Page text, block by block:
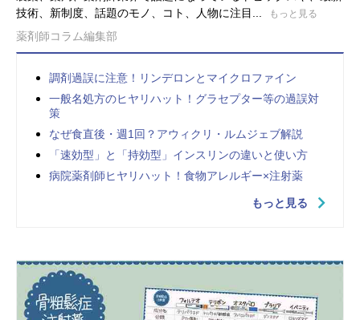
技術、新制度、話題のモノ、コト、人物に注目...
もっと見る
薬剤師コラム編集部
調剤過誤に注意！リンデロンとマイクロファイン
一般名処方のヒヤリハット！グラセプター等の過誤対
策
なぜ食直後・週1回？アウィクリ・ルムジェブ解説
「速効型」と「持効型」インスリンの違いと使い方
病院薬剤師ヒヤリハット！食物アレルギー×注射薬
もっと見る